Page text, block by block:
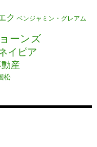
ク ベンジャミン・グレアム
ーンズ
イピア
産
松